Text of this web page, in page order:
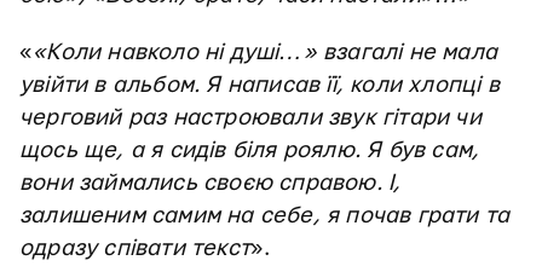
««Коли навколо ні душі…» взагалі не мала
увійти в альбом. Я написав її, коли хлопці в
черговий раз настроювали звук гітари чи
щось ще, а я сидів біля роялю. Я був сам,
вони займались своєю справою. І,
залишеним самим на себе, я почав грати та
одразу співати текст».